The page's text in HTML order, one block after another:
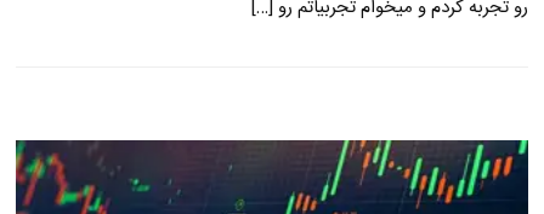
رو تجربه کردم و میخوام تجربیاتم رو […]